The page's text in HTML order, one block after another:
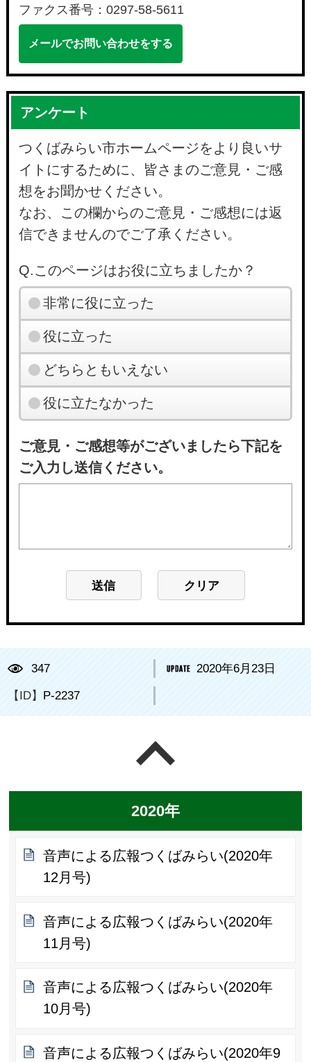
ファクス番号：0297-58-5611
メールでお問い合わせをする
アンケート
つくばみらい市ホームページをより良いサ
イトにするために、皆さまのご意見・ご感
想をお聞かせください。
なお、この欄からのご意見・ご感想には返
信できませんのでご了承ください。
Q.このページはお役に立ちましたか？
非常に役に立った
役に立った
どちらともいえない
役に立たなかった
ご意見・ご感想等がございましたら下記を
ご入力し送信ください。
347 2020年6月23日
【ID】 P-2237
2020年
音声による広報つくばみらい(2020年
12月号)
音声による広報つくばみらい(2020年
11月号)
音声による広報つくばみらい(2020年
10月号)
音声による広報つくばみらい(2020年9